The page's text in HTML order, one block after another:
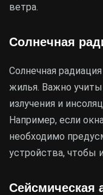
ветра.
Солнечная
Солнечная
жилья. Важно
излучения и
Например, если
необходимо
устройства, чтобы
Сейсмическая